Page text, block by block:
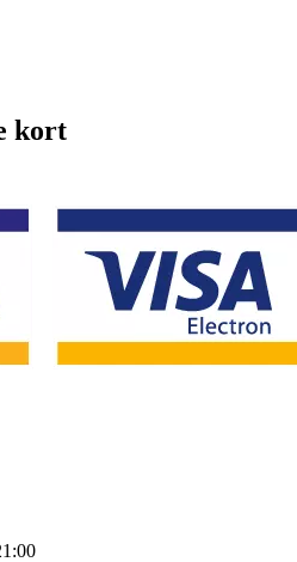
kort
:00